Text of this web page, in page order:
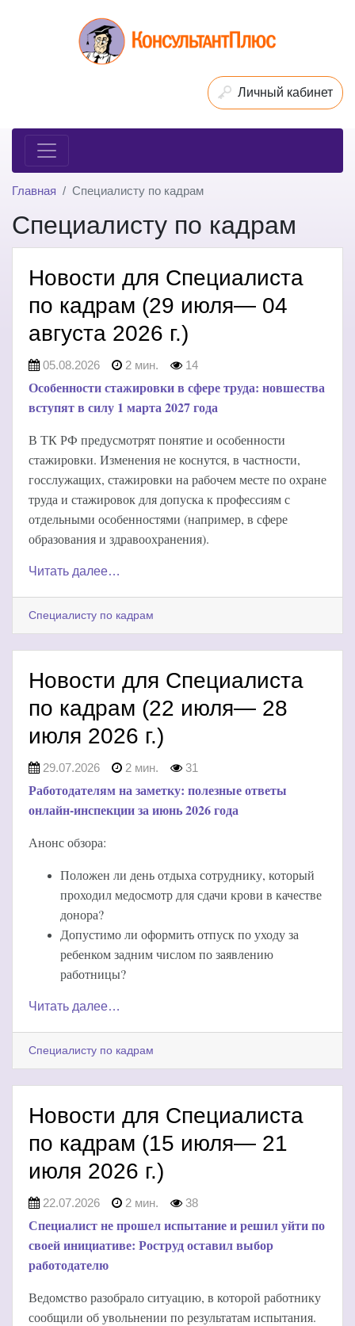
Личный кабинет
Главная Специалисту по кадрам
Специалисту по кадрам
Новости для Специалиста
по кадрам (29 июля— 04
августа 2026 г.)
05.08.2026 2 мин. 14
Особенности стажировки в сфере труда: новшества
вступят в силу 1 марта 2027 года
В ТК РФ предусмотрят понятие и особенности
стажировки. Изменения не коснутся, в частности,
госслужащих, стажировки на рабочем месте по охране
труда и стажировок для допуска к профессиям с
отдельными особенностями (например, в сфере
образования и здравоохранения).
Читать далее…
Специалисту по кадрам
Новости для Специалиста
по кадрам (22 июля— 28
июля 2026 г.)
29.07.2026 2 мин. 31
Работодателям на заметку: полезные ответы
онлайн-инспекции за июнь 2026 года
Анонс обзора:
Положен ли день отдыха сотруднику, который
проходил медосмотр для сдачи крови в качестве
донора?
Допустимо ли оформить отпуск по уходу за
ребенком задним числом по заявлению
работницы?
Читать далее…
Специалисту по кадрам
Новости для Специалиста
по кадрам (15 июля— 21
июля 2026 г.)
22.07.2026 2 мин. 38
Специалист не прошел испытание и решил уйти по
своей инициативе: Роструд оставил выбор
работодателю
Ведомство разобрало ситуацию, в которой работнику
сообщили об увольнении по результатам испытания.